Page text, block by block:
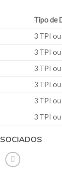
Tipo de
3 TPI
3 TPI
3 TPI
3 TPI
3 TPI
3 TPI